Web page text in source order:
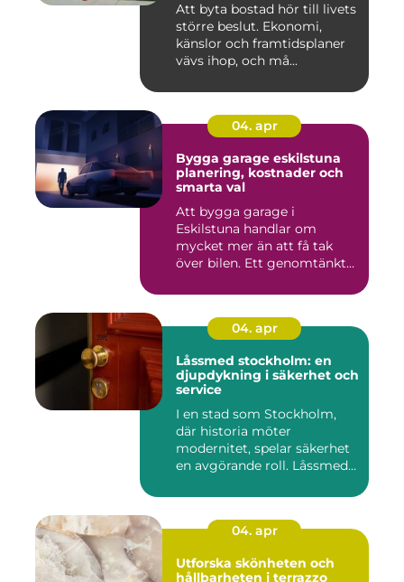
Att byta bostad hör till livets
större beslut. Ekonomi,
känslor och framtidsplaner
vävs ihop, och må...
04. apr
Bygga garage eskilstuna
planering, kostnader och
smarta val
Att bygga garage i
Eskilstuna handlar om
mycket mer än att få tak
över bilen. Ett genomtänkt
04. apr
Låssmed stockholm: en
djupdykning i säkerhet och
service
I en stad som Stockholm,
där historia möter
modernitet, spelar säkerhet
en avgörande roll. Låssmed
04. apr
Utforska skönheten och
hållbarheten i terrazzo